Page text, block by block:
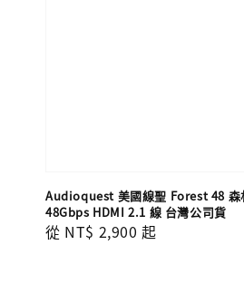
Audioquest 美國線聖 Forest 48 森
48Gbps HDMI 2.1 線 台灣公司貨
Regular
從 NT$ 2,900 起